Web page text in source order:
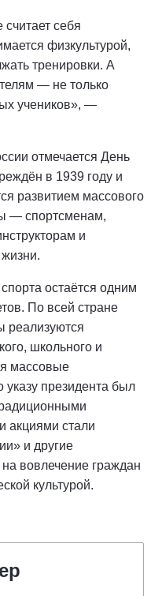
себя
физкультурой,
тренировки. А
— не только
учеников», —
отмечается День
в 1939 году и
развитием массового
— спортсменам,
и
остаётся одним
По всей стране
реализуются
школьного и
массовые
указу президента был
акциями стали
и другие
вовлечение граждан
культурой.